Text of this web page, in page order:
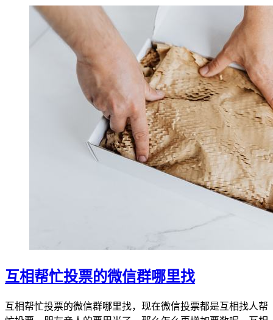
互相帮忙投票的微信群哪里找
互相帮忙投票的微信群哪里找，现在微信投票都是互相找人帮